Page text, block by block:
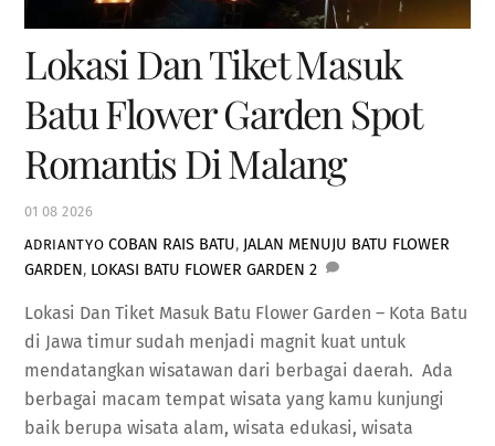
01 08 2026
Lokasi Dan Tiket Masuk
Batu Flower Garden Spot
Romantis Di Malang
ADRIANTYO COBAN RAIS BATU, JALAN MENUJU BATU FLOWER
GARDEN, LOKASI BATU FLOWER GARDEN 2
Lokasi Dan Tiket Masuk Batu Flower Garden – Kota Batu
di Jawa timur sudah menjadi magnit kuat untuk
mendatangkan wisatawan dari berbagai daerah. Ada
berbagai macam tempat wisata yang kamu kunjungi
baik berupa wisata alam, wisata edukasi, wisata